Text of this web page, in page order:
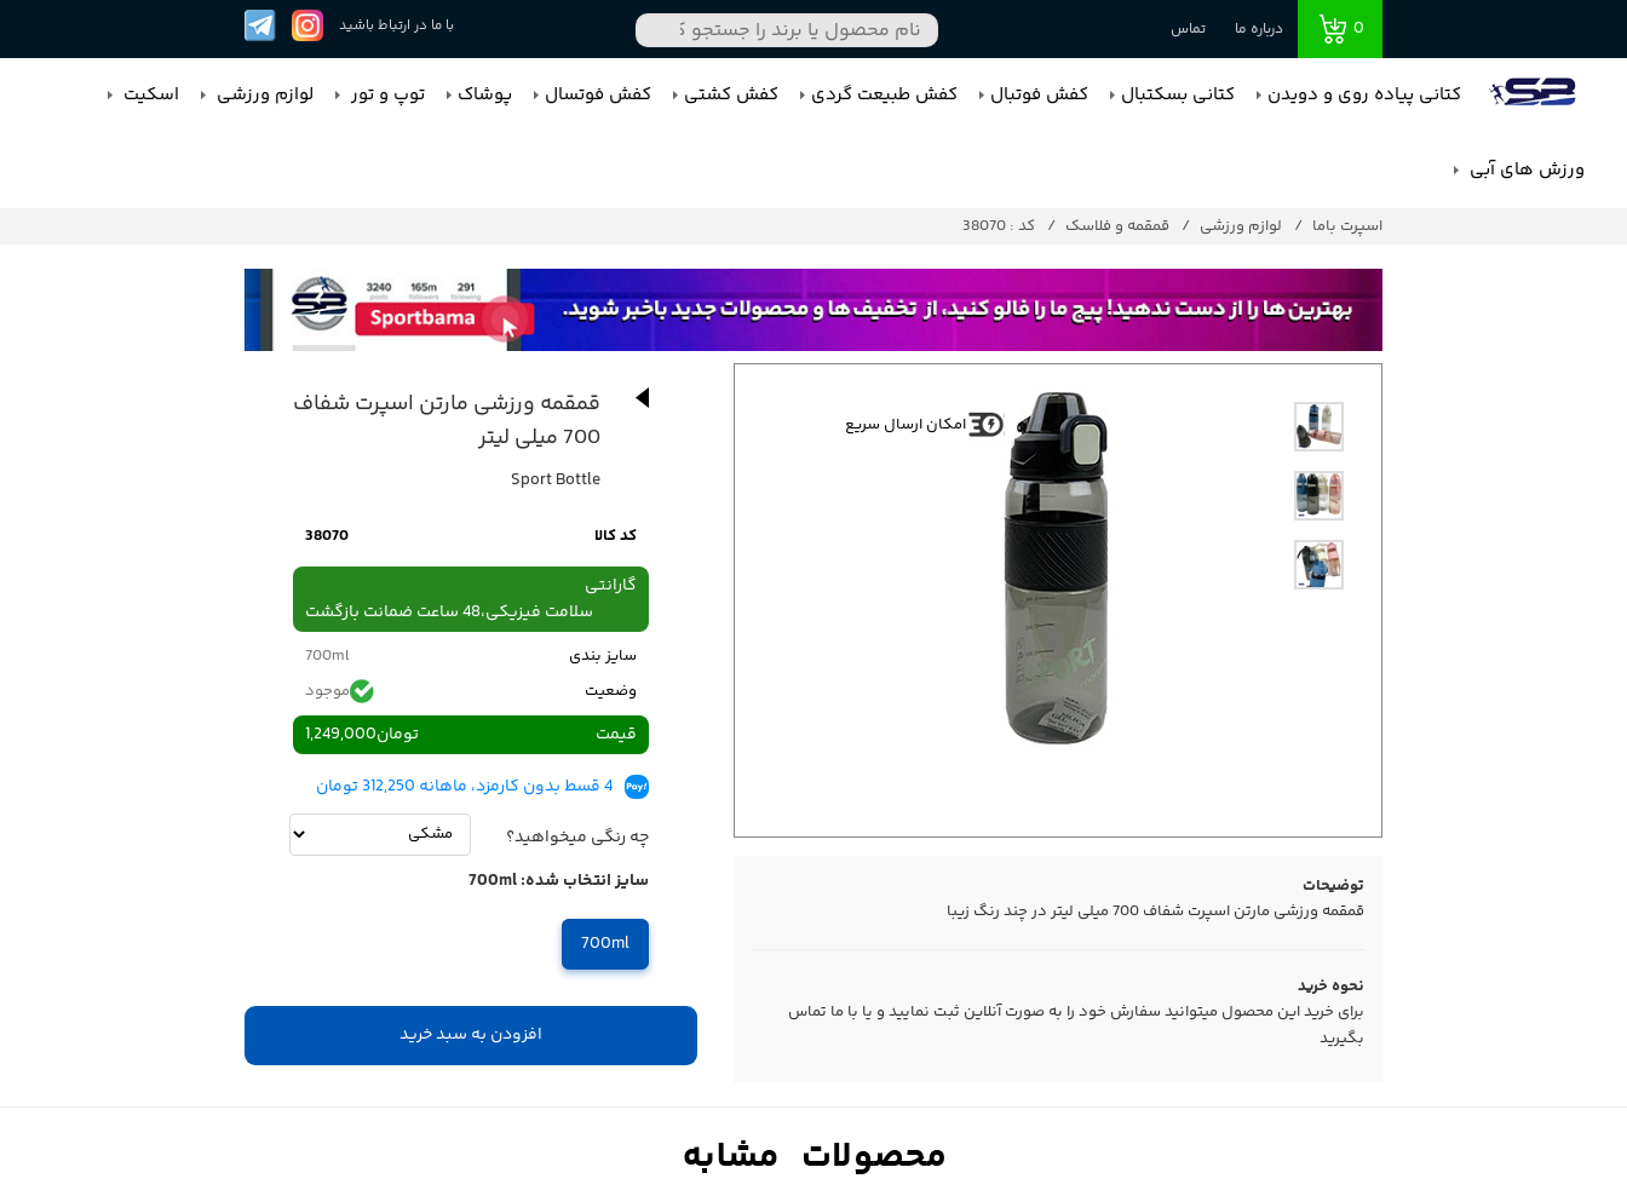
0 درباره ما تماس با ما در ارتباط باشید
کتانی پیاده روی و دویدن کتانی بسکتبال کفش فوتبال کفش طبیعت گردی کفش کشتی کفش فوتسال پوشاک توپ و تور لوازم ورزشی اسکیت
ورزش های آبی
اسپرت باما لوازم ورزشی قمقمه و فلاسک کد : 38070
امکان ارسال سریع
توضیحات
قمقمه ورزشی مارتن اسپرت شفاف 700 میلی لیتر در چند رنگ زیبا
نحوه خرید
برای خرید این محصول میتوانید سفارش خود را به صورت آنلاین ثبت نمایید و یا با ما تماس
بگیرید
قمقمه ورزشی مارتن اسپرت شفاف
700 میلی لیتر
Sport Bottle
کد کالا 38070
گارانتی
سلامت فیزیکی،48 ساعت ضمانت بازگشت
سایز بندی
700ml
وضعیت
موجود
قیمت 1,249,000تومان
4 قسط بدون کارمزد، ماهانه 312,250 تومان
چه رنگی میخواهید؟
سایز انتخاب شده:700ml
700ml